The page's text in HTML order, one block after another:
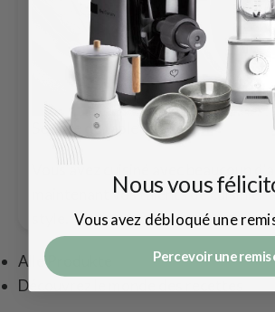
Service de table Misty Cliff
Vous avez cuisiné avec beaucoup
maintenant vos talents de cuisinier
Alle Produkte
Découvrez le monde des recettes
Nous vous
Vous avez débloqué une
Percevoir une